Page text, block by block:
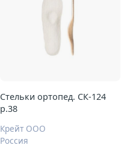
Стельки ортопед. СК-124
р.38
Крейт ООО
Россия